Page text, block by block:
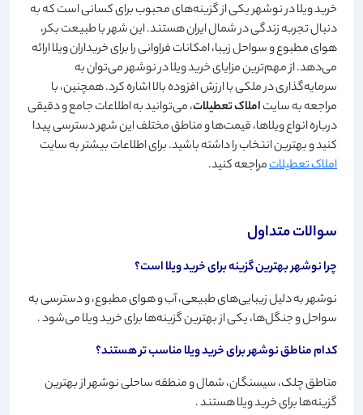
خرید ویلا در نوشهر یکی از گزینه‌های محبوب برای کسانی است که به
دنبال تجربه زندگی در شمال ایران هستند. این شهر با طبیعت بکر،
هوای مطبوع و سواحل زیبا، امکانات فراوانی را برای خریداران ویلا ارائه
می‌دهد. از مهم‌ترین مزایای خرید ویلا در نوشهر می‌توان به
سرمایه‌گذاری در ملکی با ارزش افزوده بالا اشاره کرد. همچنین، با
مراجعه به سایتاملاک تعطیلات، می‌توانید به اطلاعات جامع و دقیقی
درباره انواع ویلاها، قیمت‌ها و مناطق مختلف این شهر دسترسی پیدا
کنید و بهترین انتخاب را داشته باشید. برای اطلاعات بیشتر به سایت
املاک تعطیلاتمراجعه کنید.
سوالات متداول
چرا نوشهر بهترین گزینه برای خرید ویلا است؟
نوشهر به دلیل زیبایی‌های طبیعی، آب و هوای مطبوع، و دسترسی به
سواحل و جنگل‌ها، یکی از بهترین گزینه‌ها برای خرید ویلا می‌شود.
کدام مناطق نوشهر برای خرید ویلا مناسب تر هستند؟
مناطق چلک، سیسنگان، شمال و منطقه ساحلی نوشهر از بهترین
گزینه‌ها برای خرید ویلا هستند.